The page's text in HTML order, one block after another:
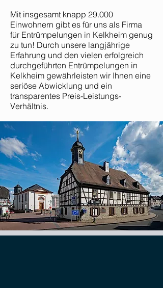
Mit insgesamt knapp 29.000
Einwohnern gibt es für uns als Firma
für Entrümpelungen in Kelkheim genug
zu tun! Durch unsere langjährige
Erfahrung und den vielen erfolgreich
durchgeführten Entrümpelungen in
Kelkheim gewährleisten wir Ihnen eine
seriöse Abwicklung und ein
transparentes Preis-Leistungs-
Verhältnis.